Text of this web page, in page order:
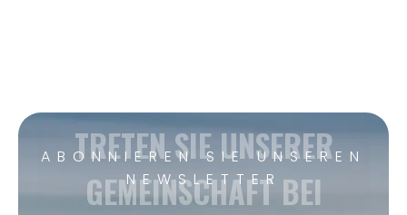
ABONNIEREN SIE UNSEREN
NEWSLETTER
TRETEN SIE UNSERER
GEMEINSCHAFT BEI